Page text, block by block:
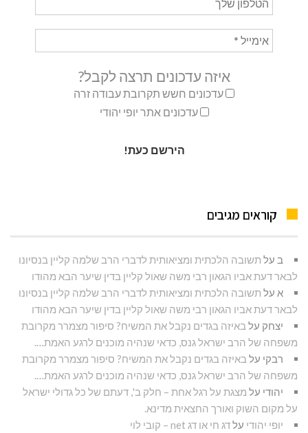
איזה עדכונים תרצה לקבל?
עדכונים חשש תקרובת עבודה זרה
עדכונים אתר יופי יהודי
קוראים מגיבים
ב על תשובה הלכתית ומציאותית לדברי הרב שלמה קליין בנסיונו
לבאר דעת אביו הגאון רבי משה שאול קליין בדין שיער הבא מהודו
א על תשובה הלכתית ומציאותית לדברי הרב שלמה קליין בנסיונו
לבאר דעת אביו הגאון רבי משה שאול קליין בדין שיער הבא מהודו
יצחק על באיזה בגדים נקבל את המשיח? סיפור מצמרר מקרובת
משפחה של הרב ישראל גנס, כדאי שנהיה מוכנים לרגע האמת….
רבקי על באיזה בגדים נקבל את המשיח? סיפור מצמרר מקרובת
משפחה של הרב ישראל גנס, כדאי שנהיה מוכנים לרגע האמת….
יהודי על מצגת על רגל אחת – חלק ב', דעתם של כל גדולי ישראל
על מקום השוק ואורך החצאית מדינא.
יופי יהודי עלדג חי או דג net – קובי לוי